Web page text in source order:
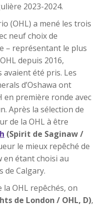
2023-2024.
(OHL) a mené les trois
neuf choix de
– représentant le plus
depuis 2016,
été pris. Les
d’Oshawa ont
en première ronde avec
Après la sélection de
de la OHL à être
(Spirit de Saginaw /
le mieux repêché de
en étant choisi au
de Calgary.
OHL repêchés, on
de London / OHL, D),